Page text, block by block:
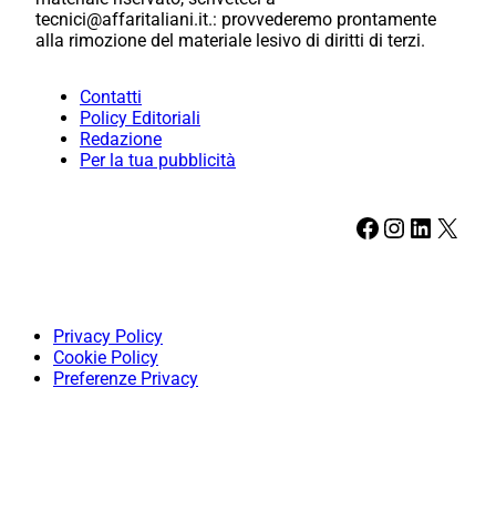
tecnici@affaritaliani.it.: provvederemo prontamente
alla rimozione del materiale lesivo di diritti di terzi.
Contatti
Policy Editoriali
Redazione
Per la tua pubblicità
Facebook Instagram LinkedIn X
Privacy Policy
Cookie Policy
Preferenze Privacy